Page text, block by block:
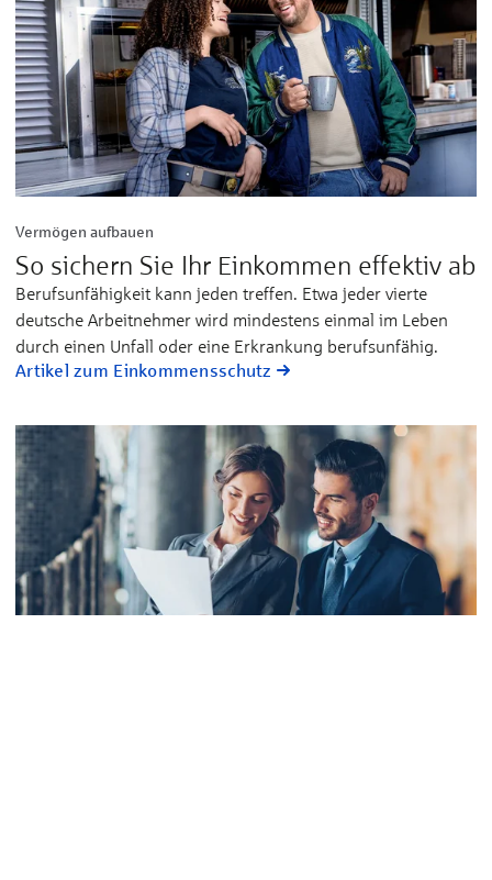
Vermögen aufbauen
So sichern Sie Ihr Einkommen effektiv ab
Berufsunfähigkeit kann jeden treffen. Etwa jeder vierte
deutsche Arbeitnehmer wird mindestens einmal im Leben
durch einen Unfall oder eine Erkrankung berufsunfähig.
Artikel zum Einkommensschutz